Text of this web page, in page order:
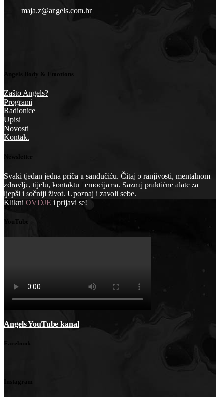
maja.z@angels.com.hr
Angels Body & Emotions
Zašto Angels?
Programi
Radionice
Upisi
Novosti
Kontakt
Newsletter
Svaki tjedan jedna priča u sandučiću. Čitaj o ranjivosti, mentalnom
zdravlju, tijelu, kontaktu i emocijama. Saznaj praktične alate za
ljepši i sočniji život. Upoznaj i zavoli sebe.
Klikni OVDJE i prijavi se!
YouTube
Angels YouTube kanal
Facebook